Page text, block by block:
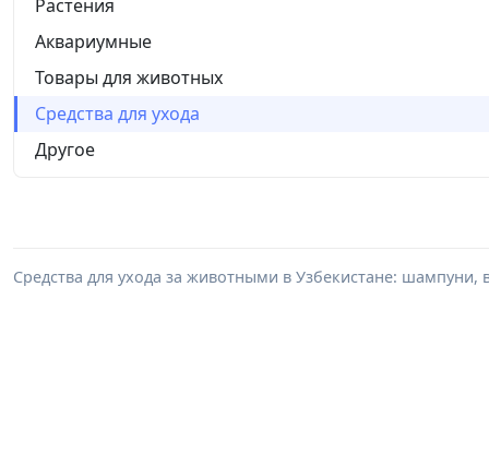
Растения
Аквариумные
Товары для животных
Средства для ухода
Другое
Средства для ухода за животными в Узбекистане: шампуни,